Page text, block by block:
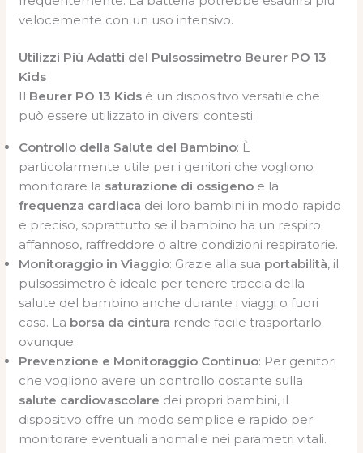
velocemente con un uso intensivo.
Utilizzi Più Adatti del Pulsossimetro Beurer PO 13
Kids
Il Beurer PO 13 Kids è un dispositivo versatile che
può essere utilizzato in diversi contesti:
Controllo della Salute del Bambino: È
particolarmente utile per i genitori che vogliono
monitorare la saturazione di ossigeno e la
frequenza cardiaca dei loro bambini in modo rapido
e preciso, soprattutto se il bambino ha un respiro
affannoso, raffreddore o altre condizioni respiratorie.
Monitoraggio in Viaggio: Grazie alla sua portabilità, il
pulsossimetro è ideale per tenere traccia della
salute del bambino anche durante i viaggi o fuori
casa. La borsa da cintura rende facile trasportarlo
ovunque.
Prevenzione e Monitoraggio Continuo: Per genitori
che vogliono avere un controllo costante sulla
salute cardiovascolare dei propri bambini, il
dispositivo offre un modo semplice e rapido per
monitorare eventuali anomalie nei parametri vitali.